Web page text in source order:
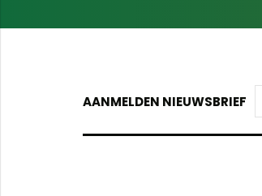
AANMELDEN NIEUWSBRIEF